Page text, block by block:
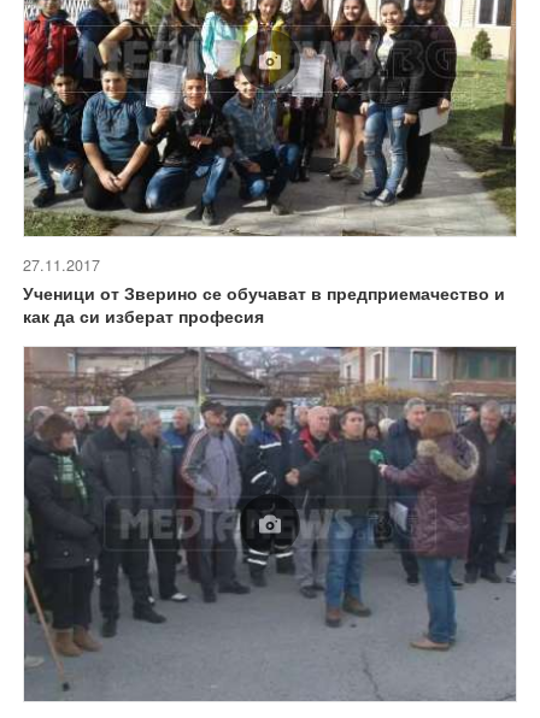
27.11.2017
Ученици от Зверино се обучават в предприемачество и
как да си изберат професия